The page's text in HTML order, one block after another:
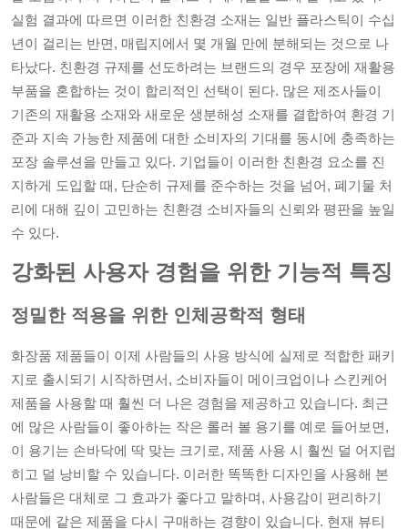
실험 결과에 따르면 이러한 친환경 소재는 일반 플라스틱이 수십
년이 걸리는 반면, 매립지에서 몇 개월 만에 분해되는 것으로 나
타났다. 친환경 규제를 선도하려는 브랜드의 경우 포장에 재활용
부품을 혼합하는 것이 합리적인 선택이 된다. 많은 제조사들이
기존의 재활용 소재와 새로운 생분해성 소재를 결합하여 환경 기
준과 지속 가능한 제품에 대한 소비자의 기대를 동시에 충족하는
포장 솔루션을 만들고 있다. 기업들이 이러한 친환경 요소를 진
지하게 도입할 때, 단순히 규제를 준수하는 것을 넘어, 폐기물 처
리에 대해 깊이 고민하는 친환경 소비자들의 신뢰와 평판을 높일
수 있다.
강화된 사용자 경험을 위한 기능적 특징
정밀한 적용을 위한 인체공학적 형태
화장품 제품들이 이제 사람들의 사용 방식에 실제로 적합한 패키
지로 출시되기 시작하면서, 소비자들이 메이크업이나 스킨케어
제품을 사용할 때 훨씬 더 나은 경험을 제공하고 있습니다. 최근
에 많은 사람들이 좋아하는 작은 롤러 볼 용기를 예로 들어보면,
이 용기는 손바닥에 딱 맞는 크기로, 제품 사용 시 훨씬 덜 어지럽
히고 덜 낭비할 수 있습니다. 이러한 똑똑한 디자인을 사용해 본
사람들은 대체로 그 효과가 좋다고 말하며, 사용감이 편리하기
때문에 같은 제품을 다시 구매하는 경향이 있습니다. 현재 뷰티